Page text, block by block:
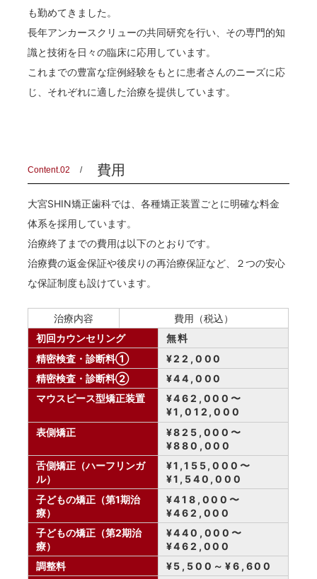
も勤めてきました。
長年アンカースクリューの共同研究を行い、その専門的知
識と技術を日々の臨床に応用しています。
これまでの豊富な症例経験をもとに患者さんのニーズに応
じ、それぞれに適した治療を提供しています。
Content.02 費用
大宮SHIN矯正歯科では、各種矯正装置ごとに明確な料金
体系を採用しています。
治療終了までの費用は以下のとおりです。
治療費の返金保証や後戻りの再治療保証など、２つの安心
な保証制度も設けています。
治療内容
費用（税込）
初回カウンセリング
無料
精密検査・診断料①
¥22,000
精密検査・診断料②
¥44,000
マウスピース型矯正装置
¥462,000〜
¥1,012,000
表側矯正
¥825,000〜
¥880,000
舌側矯正（ハーフリンガ
ル）
¥1,155,000〜
¥1,540,000
子どもの矯正（第1期治
療）
¥418,000〜
¥462,000
子どもの矯正（第2期治
療）
¥440,000〜
¥462,000
調整料
¥5,500～¥6,600